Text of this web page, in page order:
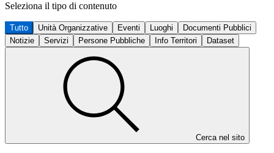
Seleziona il tipo di contenuto
Tutto Unità Organizzative Eventi Luoghi
Documenti Pubblici
Notizie
Servizi Persone Pubbliche Info Territori Dataset
Cerca nel sito